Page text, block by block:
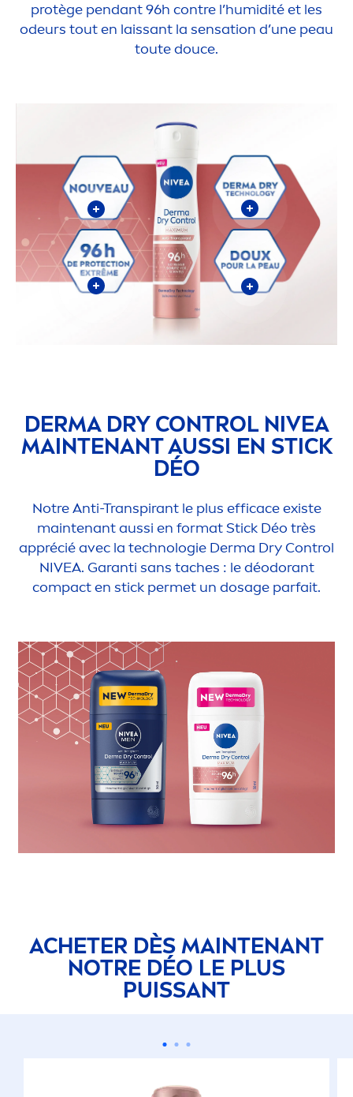
protège pendant 96h contre l’humidité et les
odeurs tout en laissant la sensation d’une peau
toute douce.
DERMA DRY CONTROL NIVEA
MAINTENANT AUSSI EN STICK
DÉO
Notre Anti-Transpirant le plus efficace existe
maintenant aussi en format Stick Déo très
apprécié avec la technologie Derma Dry Control
NIVEA. Garanti sans taches : le déodorant
compact en stick permet un dosage parfait.
ACHETER DÈS MAINTENANT
NOTRE DÉO LE PLUS
PUISSANT